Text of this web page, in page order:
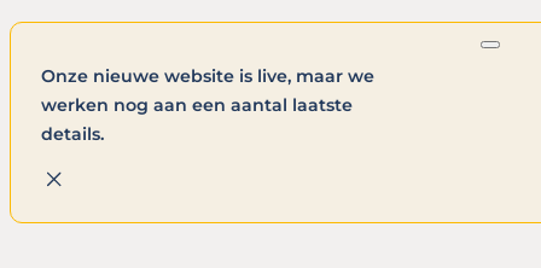
Onze nieuwe website is live, maar we
werken nog aan een aantal laatste
details.